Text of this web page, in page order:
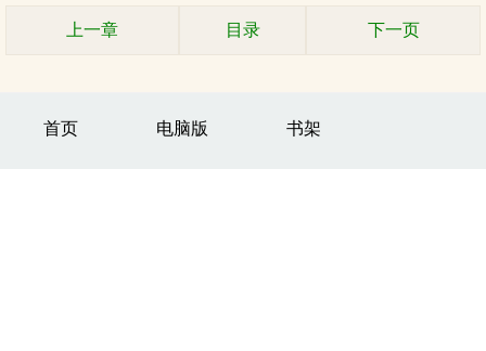
上一章 目录 下一页
首页 电脑版 书架